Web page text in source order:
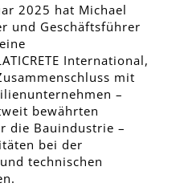
2025 hat Michael
und Geschäftsführer
International,
mit
–
bewährten
die Bauindustrie –
bei der
technischen